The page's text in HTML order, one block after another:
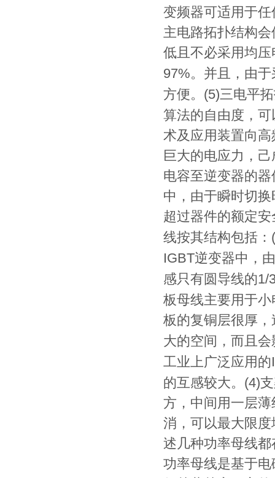
变频器可适用于
主电路拓扑结构
低且不必采用均
97%。并且，由
方便。 (5)三电平
算法的自由度，
术及应用装置向
巨大的电应力，
电容至逆变器的
中，由于瞬时切
超过器件的额定
线按其结构包括：
IGBT逆变器中，
感只有圆导线的1/
板母线主要用于
板的复铜层很厚
大的空间，而且
工业上广泛应用的
的互感较大。 (4)
方，中间用一层
消，可以最大限
述几种功率母线
功率母线是基于